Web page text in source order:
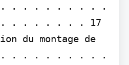
. . . . . . . . .
. . . . . . . 17
du montage de
. . . . . . . . . .